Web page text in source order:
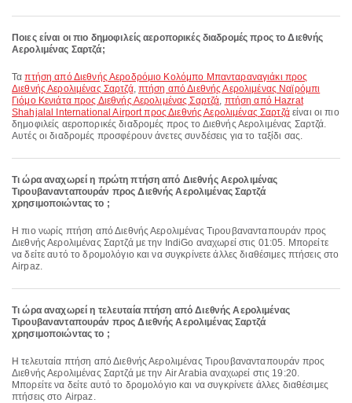
Ποιες είναι οι πιο δημοφιλείς αεροπορικές διαδρομές προς το Διεθνής
Αερολιμένας Σαρτζά;
Ταπτήση από Διεθνής Αεροδρόμιο Κολόμπο Μπανταραναγιάκι προς
Διεθνής Αερολιμένας Σαρτζά, πτήση από Διεθνής Αερολιμένας Ναϊρόμπι
Γιόμο Κενιάτα προς Διεθνής Αερολιμένας Σαρτζά, πτήση από Hazrat
Shahjalal International Airport προς Διεθνής Αερολιμένας Σαρτζάείναι οι πιο
δημοφιλείς αεροπορικές διαδρομές προς το Διεθνής Αερολιμένας Σαρτζά.
Αυτές οι διαδρομές προσφέρουν άνετες συνδέσεις για το ταξίδι σας.
Τι ώρα αναχωρεί η πρώτη πτήση από Διεθνής Αερολιμένας
Τιρουβανανταπουράν προς Διεθνής Αερολιμένας Σαρτζά
χρησιμοποιώντας το ;
Η πιο νωρίς πτήση από Διεθνής Αερολιμένας Τιρουβανανταπουράν προς
Διεθνής Αερολιμένας Σαρτζά με την IndiGo αναχωρεί στις 01:05. Μπορείτε
να δείτε αυτό το δρομολόγιο και να συγκρίνετε άλλες διαθέσιμες πτήσεις στο
Airpaz.
Τι ώρα αναχωρεί η τελευταία πτήση από Διεθνής Αερολιμένας
Τιρουβανανταπουράν προς Διεθνής Αερολιμένας Σαρτζά
χρησιμοποιώντας το ;
Η τελευταία πτήση από Διεθνής Αερολιμένας Τιρουβανανταπουράν προς
Διεθνής Αερολιμένας Σαρτζά με την Air Arabia αναχωρεί στις 19:20.
Μπορείτε να δείτε αυτό το δρομολόγιο και να συγκρίνετε άλλες διαθέσιμες
πτήσεις στο Airpaz.